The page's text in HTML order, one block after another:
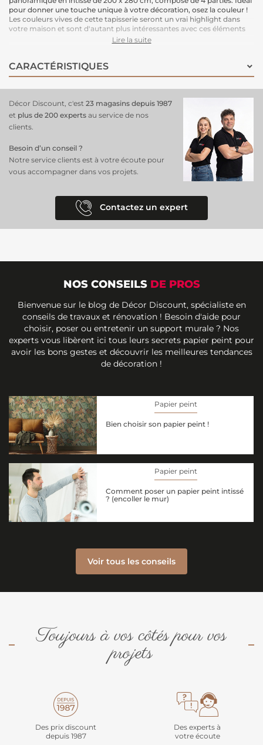
pour donner une touche unique à votre décoration, osez la couleur !
Les couleurs vives de cette tapisserie seront un vrai highlight dans
votre maison et sont d'autant plus intéressantes avec ces éléments
floraux. Il faut y regarder à deux fois ! L’effet créé est une œuvre d'art
d'enduire le mur de colle pour poser ce papier peint en toute
simplicité. Une solution pratique et esthétique.
Pose : Encollage du mur, pose facile.
Lire la suite
CARACTÉRISTIQUES
Décor Discount, c'est 23 magasins depuis 1987
et plus de 200 experts au service de nos
clients.
Besoin d’un conseil ?
Notre service clients est à votre écoute pour
vous accompagner dans vos projets.
Contactez un expert
NOS CONSEILS DE PROS
Bienvenue sur le blog de Décor Discount, spécialiste en
conseils de travaux et rénovation ! Besoin d'aide pour
choisir, poser ou entretenir un support murale ? Nos
experts vous libèrent ici tous leurs secrets papier peint pour
avoir les bons gestes et découvrir les meilleures tendances
de décoration !
Papier peint
Bien choisir son papier peint !
Papier peint
Comment poser un papier peint intissé
? (encoller le mur)
Voir tous les conseils
Toujours à vos côtés pour vos
projets
Des prix discount
depuis 1987
Des experts à
votre écoute